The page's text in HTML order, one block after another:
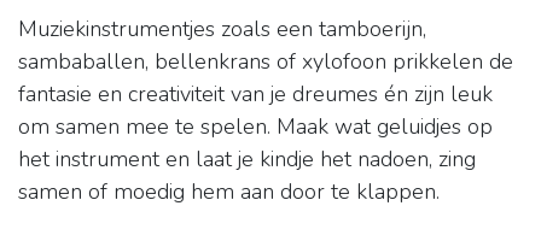
Muziekinstrumentjes zoals een tamboerijn,
sambaballen, bellenkrans of xylofoon prikkelen de
fantasie en creativiteit van je dreumes én zijn leuk
om samen mee te spelen. Maak wat geluidjes op
het instrument en laat je kindje het nadoen, zing
samen of moedig hem aan door te klappen.